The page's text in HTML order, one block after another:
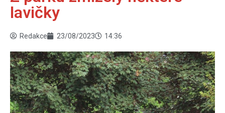
lavičky
Redakce 23/08/2023 14:36